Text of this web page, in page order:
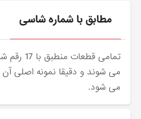
مطابق با شماره شاسی
تمامی
می شوند و دقیقا نمونه اصلی آن
می شود.